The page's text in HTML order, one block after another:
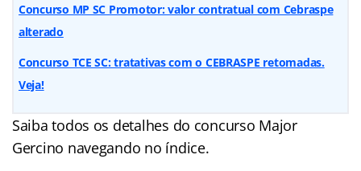
Concurso MP SC Promotor: valor contratual com Cebraspe
alterado
Concurso TCE SC: tratativas com o CEBRASPE retomadas.
Veja!
Saiba todos os detalhes do concurso Major
Gercino navegando no índice.